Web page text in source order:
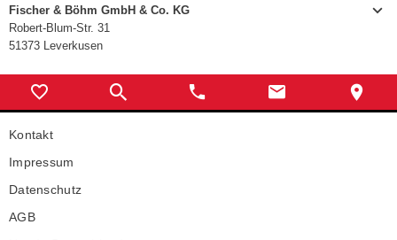
Service & Zubehör
Unser Autohaus
E-MAIL SENDEN
ZU USERER HOMEPAGE
Montag - Freitag
07:30 - 18:00 Uhr
Samstag
09:00 - 14:00 Uhr
Fischer & Böhm GmbH & Co. KG
Robert-Blum-Str. 31
51373 Leverkusen
Telefon:
+49214-65958
E-MAIL SENDEN
Montag - Freitag
Sonntag
Kontakt
Impressum
Datenschutz
AGB